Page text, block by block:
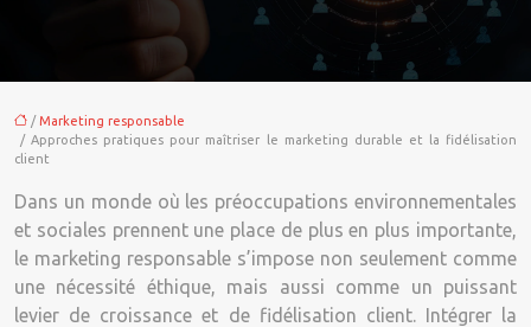
/Marketing responsable
/ Approches pratiques pour maîtriser le marketing durable et la fidélisation
client
Dans un monde où les préoccupations environnementales
et sociales prennent une place de plus en plus importante,
le marketing responsable s’impose non seulement comme
une nécessité éthique, mais aussi comme un puissant
levier de croissance et de fidélisation client. Intégrer la